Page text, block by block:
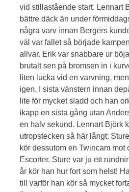
vid stillastående start. Lennart
bättre däck än under
några varv innan Bergers
väl var fallet så började
allvar. Erik var snabbare ur
brutalt sen på bromsen in i
liten lucka vid en varvning,
igen. I sista vänstern innan
lite för mycket sladd och han
ikapp en sista gång utan
en halv sekund. Lennart Björk
utropstecken så här långt;
kör dessutom en Twincam mot
Escorter. Sture var ju ett
år kör han hur fort som helst!
till varför han kör så mycket